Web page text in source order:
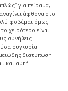
για πείραμα,
άφθονα στο
φοβάμαι όμως
χειρότερο είναι
συνήθεις
συγκυρία
διατύπωση
και αυτή